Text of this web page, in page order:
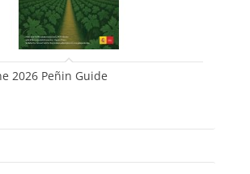
2026 Peñin Guide